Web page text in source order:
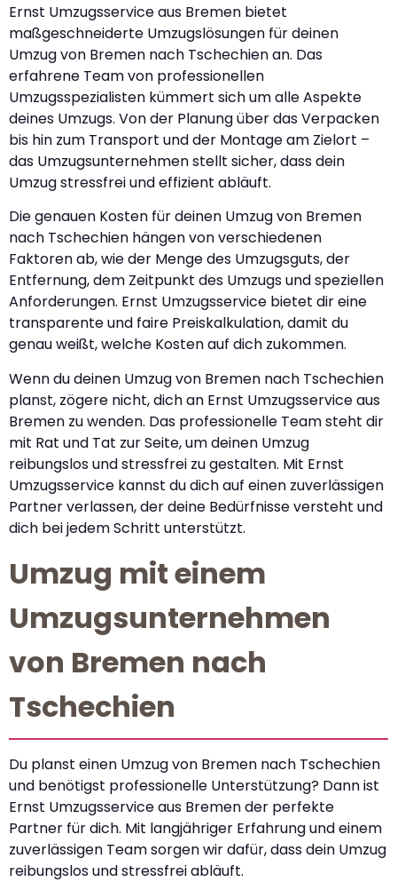
Ernst Umzugsservice aus Bremen bietet
maßgeschneiderte Umzugslösungen für deinen
Umzug von Bremen nach Tschechien an. Das
erfahrene Team von professionellen
Umzugsspezialisten kümmert sich um alle Aspekte
deines Umzugs. Von der Planung über das Verpacken
bis hin zum Transport und der Montage am Zielort –
das Umzugsunternehmen stellt sicher, dass dein
Umzug stressfrei und effizient abläuft.
Die genauen Kosten für deinen Umzug von Bremen
nach Tschechien hängen von verschiedenen
Faktoren ab, wie der Menge des Umzugsguts, der
Entfernung, dem Zeitpunkt des Umzugs und speziellen
Anforderungen. Ernst Umzugsservice bietet dir eine
transparente und faire Preiskalkulation, damit du
genau weißt, welche Kosten auf dich zukommen.
Wenn du deinen Umzug von Bremen nach Tschechien
planst, zögere nicht, dich an Ernst Umzugsservice aus
Bremen zu wenden. Das professionelle Team steht dir
mit Rat und Tat zur Seite, um deinen Umzug
reibungslos und stressfrei zu gestalten. Mit Ernst
Umzugsservice kannst du dich auf einen zuverlässigen
Partner verlassen, der deine Bedürfnisse versteht und
dich bei jedem Schritt unterstützt.
Umzug mit einem
Umzugsunternehmen
von Bremen nach
Tschechien
Du planst einen Umzug von Bremen nach Tschechien
und benötigst professionelle Unterstützung? Dann ist
Ernst Umzugsservice aus Bremen der perfekte
Partner für dich. Mit langjähriger Erfahrung und einem
zuverlässigen Team sorgen wir dafür, dass dein Umzug
reibungslos und stressfrei abläuft.